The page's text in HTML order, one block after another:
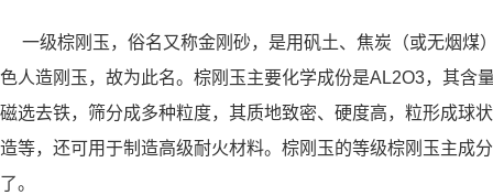
一级棕刚玉，俗名又称金刚砂，是用矾土、焦炭（或无烟煤
色人造刚玉，故为此名。棕刚玉主要化学成份是AL2O3，其含
磁选去铁，筛分成多种粒度，其质地致密、硬度高，粒形成球
造等，还可用于制造高级耐火材料。棕刚玉的等级棕刚玉主成
了。